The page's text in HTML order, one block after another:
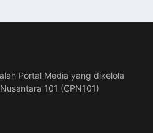
Portal Media yang dikelola
101 (CPN101)